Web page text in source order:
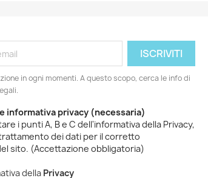
in ogni momenti. A questo scopo, cerca le info di
informativa privacy (necessaria)
i punti A, B e C dell'informativa della Privacy,
dei dati per il corretto
sito. (Accettazione obbligatoria)
della Privacy